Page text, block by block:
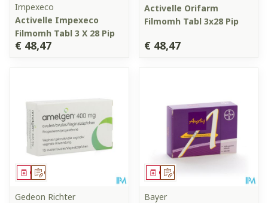
Impexeco
Activelle Impexeco
Filmomh Tabl 3 X 28 Pip
€ 48,47
Activelle Orifarm
Filmomh Tabl 3x28 Pip
€ 48,47
Op voorschrift
Geneesmiddel
Gedeon Richter
Op voorschrift
Geneesmiddel
Bayer